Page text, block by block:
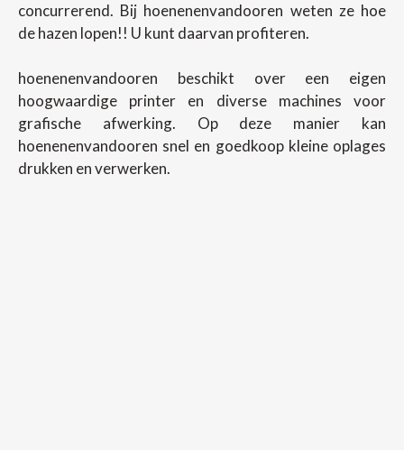
concurrerend. Bij hoenenenvandooren weten ze hoe
de hazen lopen!! U kunt daarvan profiteren.
hoenenenvandooren beschikt over een eigen
hoogwaardige printer en diverse machines voor
grafische afwerking. Op deze manier kan
hoenenenvandooren snel en goedkoop kleine oplages
drukken en verwerken.